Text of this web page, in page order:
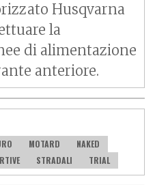
Husqvarna
la
di alimentazione
anteriore.
MOTARD
NAKED
STRADALI TRIAL